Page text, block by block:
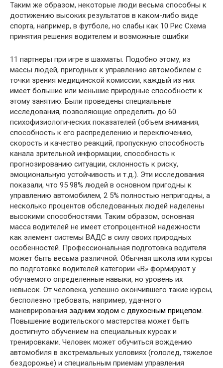
Таким же образом, некоторые люди весьма способны к
достижению высоких результатов в каком-либо виде
спорта, например, в футболе, но слабы как 10 Рис Схема
принятия решения водителем и возможные ошибки
11 партнеры при игре в шахматы. Подобно этому, из
массы людей, пригодных к управлению автомобилем с
точки зрения медицинской комиссии, каждый из них
имеет большие или меньшие природные способности к
этому занятию. Были проведены специальные
исследования, позволяющие определить до 60
психофизиологических показателей (объем внимания,
способность к его распределению и переключению,
скорость и качество реакций, пропускную способность
канала зрительной информации, способность к
прогнозированию ситуации, склонность к риску,
эмоциональную устойчивость и т.д.). Эти исследования
показали, что 95 98% людей в основном пригодны к
управлению автомобилем, 2 5% полностью непригодны, а
несколько процентов обследованных людей наделены
высокими способностями. Таким образом, основная
масса водителей не имеет стопроцентной надежности
как элемент системы ВАДС в силу своих природных
особенностей. Профессиональная подготовка водителя
может быть весьма различной. Обычная школа или курсы
по подготовке водителей категории «В» формируют у
обучаемого определенные навыки, но уровень их
невысок. От человека, успешно окончившего такие курсы,
бесполезно требовать, например, удачного
маневрирования задним ходом с двухосным прицепом.
Повышение водительского мастерства может быть
достигнуто обучением на специальных курсах и
тренировками. Человек может обучиться вождению
автомобиля в экстремальных условиях (гололед, тяжелое
бездорожье) и специальным приемам управления